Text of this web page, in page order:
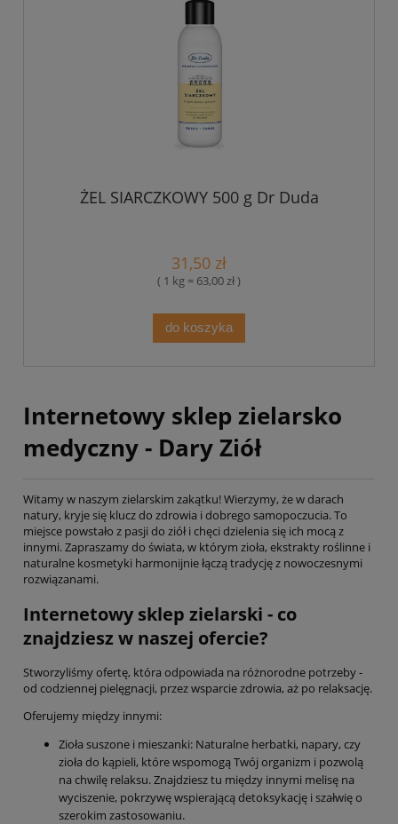
ŻEL SIARCZKOWY 500 g Dr Duda
31,50 zł
( 1 kg = 63,00 zł )
do koszyka
Internetowy sklep zielarsko
medyczny - Dary Ziół
Witamy w naszym zielarskim zakątku! Wierzymy, że w darach
natury, kryje się klucz do zdrowia i dobrego samopoczucia. To
miejsce powstało z pasji do ziół i chęci dzielenia się ich mocą z
innymi. Zapraszamy do świata, w którym zioła, ekstrakty roślinne i
naturalne kosmetyki harmonijnie łączą tradycję z nowoczesnymi
rozwiązanami.
Internetowy sklep zielarski - co
znajdziesz w naszej ofercie?
Stworzyliśmy ofertę, która odpowiada na różnorodne potrzeby -
od codziennej pielęgnacji, przez wsparcie zdrowia, aż po relaksację.
Oferujemy między innymi:
Zioła suszone i mieszanki: Naturalne herbatki, napary, czy
zioła do kąpieli, które wspomogą Twój organizm i pozwolą
na chwilę relaksu. Znajdziesz tu między innymi melisę na
wyciszenie, pokrzywę wspierającą detoksykację i szałwię o
szerokim zastosowaniu.